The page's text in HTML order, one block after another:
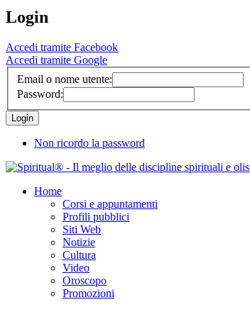
Login
Accedi tramite Facebook
Accedi tramite Google
Email o nome utente:
Password:
Non ricordo la password
Home
Corsi e appuntamenti
Profili pubblici
Siti Web
Notizie
Cultura
Video
Oroscopo
Promozioni